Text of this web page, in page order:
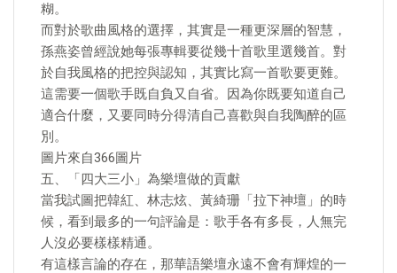
糊。
而對於歌曲風格的選擇，其實是一種更深層的智慧，
孫燕姿曾經說她每張專輯要從幾十首歌里選幾首。對
於自我風格的把控與認知，其實比寫一首歌要更難。
這需要一個歌手既自負又自省。因為你既要知道自己
適合什麼，又要同時分得清自己喜歡與自我陶醉的區
別。
圖片來自366圖片
五、「四大三小」為樂壇做的貢獻
當我試圖把韓紅、林志炫、黃綺珊「拉下神壇」的時
候，看到最多的一句評論是：歌手各有多長，人無完
人沒必要樣樣精通。
有這樣言論的存在，那華語樂壇永遠不會有輝煌的一